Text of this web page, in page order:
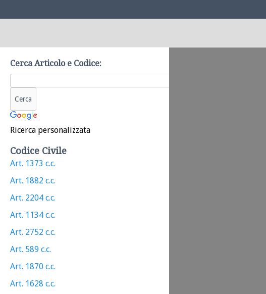
Cerca Articolo e Codice:
Ricerca personalizzata
Codice Civile
Art. 1373 c.c.
Art. 1882 c.c.
Art. 2204 c.c.
Art. 1134 c.c.
Art. 2752 c.c.
Art. 589 c.c.
Art. 1870 c.c.
Art. 1628 c.c.